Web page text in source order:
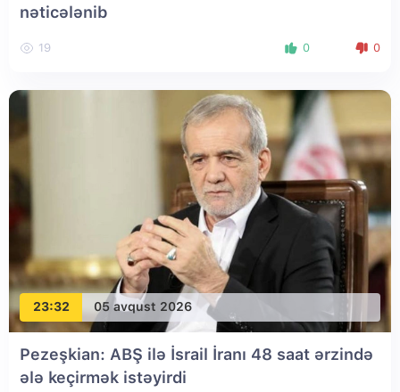
nəticələnib
19 0 0
23:32 05 avqust 2026
Pezeşkian: ABŞ ilə İsrail İranı 48 saat ərzində
ələ keçirmək istəyirdi